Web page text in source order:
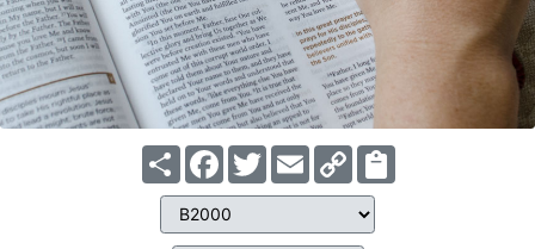
ShareFacebook
TwitterEmailCopy
Link